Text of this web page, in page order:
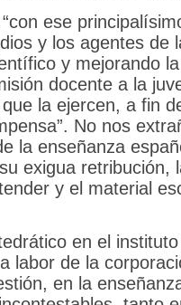
ese
y los agentes de
y mejorando
docente a la
la ejercen, a fin
No nos
la enseñanza
exigua retribución,
y el material
en el
labor de la
en la